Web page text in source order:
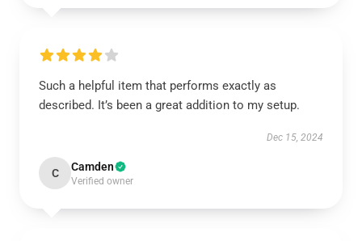
Such a helpful item that performs exactly as
described. It’s been a great addition to my setup.
Dec 15, 2024
C Camden
Verified owner